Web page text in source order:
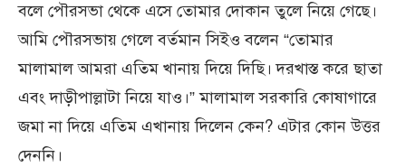
বলে পৌরসভা থেকে এসে তোমার দোকান তুলে নিয়ে গেছে।
আমি পৌরসভায় গেলে বর্তমান সিইও বলেন “তোমার
মালামাল আমরা এতিম খানায় দিয়ে দিছি। দরখাস্ত করে ছাতা
এবং দাড়ীপাল্লাটা নিয়ে যাও।” মালামাল সরকারি কোষাগারে
জমা না দিয়ে এতিম এখানায় দিলেন কেন? এটার কোন উত্তর
দেননি।